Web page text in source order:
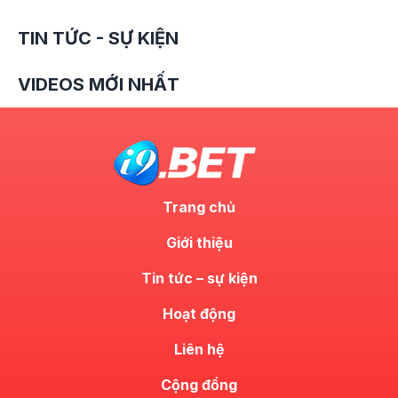
TIN TỨC - SỰ KIỆN
VIDEOS MỚI NHẤT
Trang chủ
Giới thiệu
Tin tức – sự kiện
Hoạt động
Liên hệ
Cộng đồng